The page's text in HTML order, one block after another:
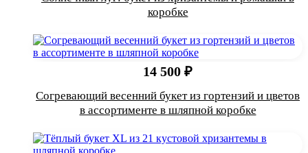
коробке
14 500 ₽
Согревающий весенний букет из гортензий и цветов
в ассортименте в шляпной коробке